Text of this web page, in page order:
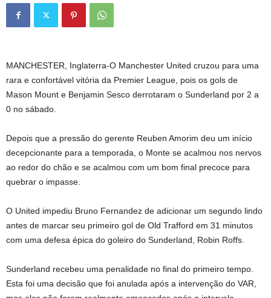
MANCHESTER, Inglaterra-O Manchester United cruzou para uma
rara e confortável vitória da Premier League, pois os gols de
Mason Mount e Benjamin Sesco derrotaram o Sunderland por 2 a
0 no sábado.
Depois que a pressão do gerente Reuben Amorim deu um início
decepcionante para a temporada, o Monte se acalmou nos nervos
ao redor do chão e se acalmou com um bom final precoce para
quebrar o impasse.
O United impediu Bruno Fernandez de adicionar um segundo lindo
antes de marcar seu primeiro gol de Old Trafford em 31 minutos
com uma defesa épica do goleiro do Sunderland, Robin Roffs.
Sunderland recebeu uma penalidade no final do primeiro tempo.
Esta foi uma decisão que foi anulada após a intervenção do VAR,